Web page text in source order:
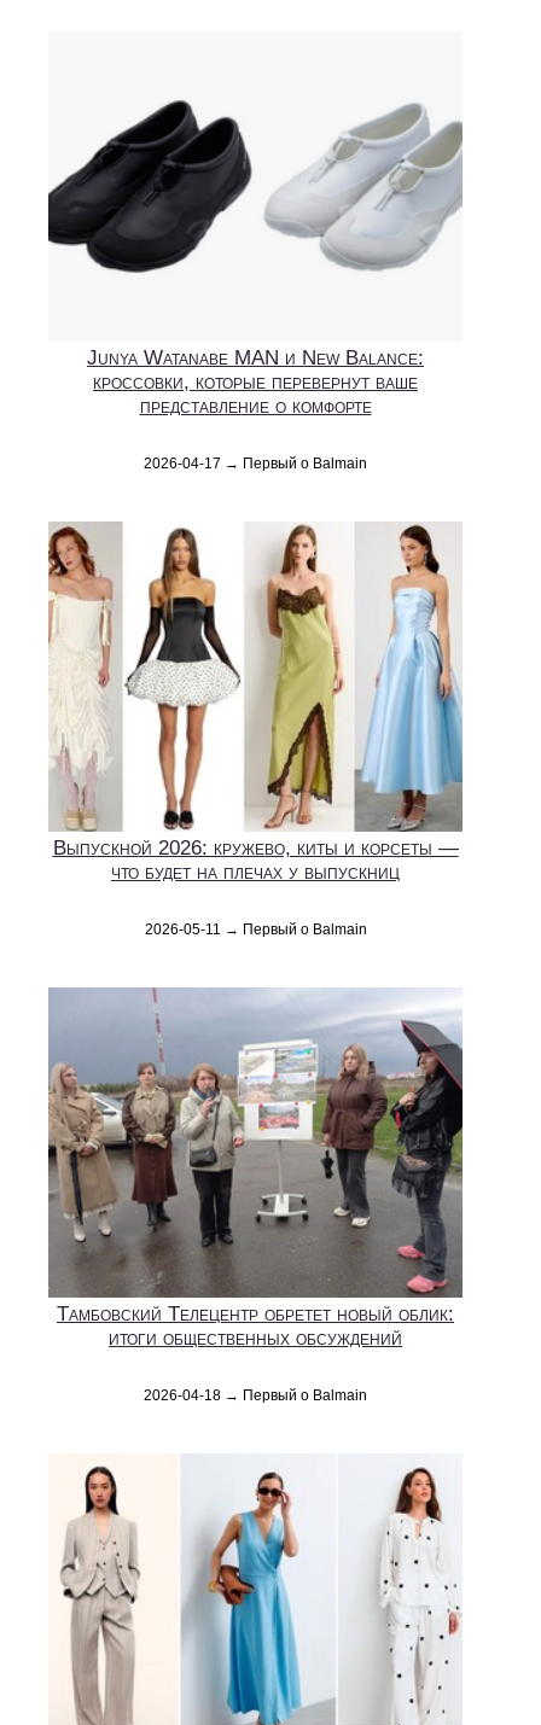
Junya Watanabe MAN и New Balance:
кроссовки, которые перевернут ваше
представление о комфорте
2026-04-17 → Первый о Balmain
Выпускной 2026: кружево, киты и корсеты —
что будет на плечах у выпускниц
2026-05-11 → Первый о Balmain
Тамбовский Телецентр обретет новый облик:
итоги общественных обсуждений
2026-04-18 → Первый о Balmain